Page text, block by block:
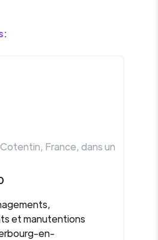
:
, France, dans un
et manutentions
en-